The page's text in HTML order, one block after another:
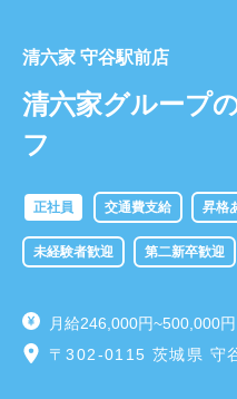
清六家 守谷駅前店
清六家グループ
フ
正社員 交通費支給 昇格
未経験者歓迎 第二新卒歓迎
月給246,000円~500,000円
〒302-0115 茨城県 守